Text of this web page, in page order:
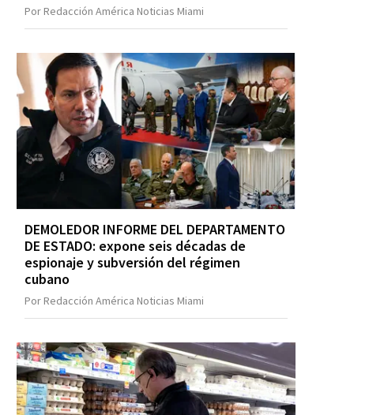
Por Redacción América Noticias Miami
DEMOLEDOR INFORME DEL DEPARTAMENTO
DE ESTADO: expone seis décadas de
espionaje y subversión del régimen
cubano
Por Redacción América Noticias Miami